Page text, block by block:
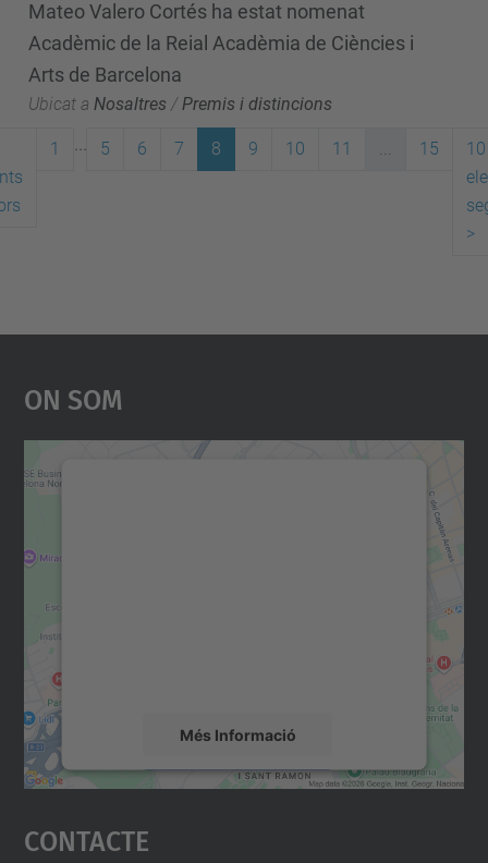
Mateo Valero Cortés ha estat nomenat
Acadèmic de la Reial Acadèmia de Ciències i
Arts de Barcelona
Ubicat a Nosaltres /Premis i distincions
1 5 6 7 8 9 10 11 ... 15
10
>
On Som
Més Informació
Accepta
powered by
Contacte